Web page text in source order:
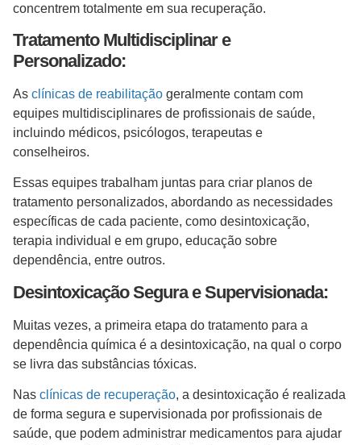
concentrem totalmente em sua recuperação.
Tratamento Multidisciplinar e
Personalizado:
As clínicas de reabilitação geralmente contam com
equipes multidisciplinares de profissionais de saúde,
incluindo médicos, psicólogos, terapeutas e
conselheiros.
Essas equipes trabalham juntas para criar planos de
tratamento personalizados, abordando as necessidades
específicas de cada paciente, como desintoxicação,
terapia individual e em grupo, educação sobre
dependência, entre outros.
Desintoxicação Segura e Supervisionada:
Muitas vezes, a primeira etapa do tratamento para a
dependência química é a desintoxicação, na qual o corpo
se livra das substâncias tóxicas.
Nas clínicas de recuperação, a desintoxicação é realizada
de forma segura e supervisionada por profissionais de
saúde, que podem administrar medicamentos para ajudar